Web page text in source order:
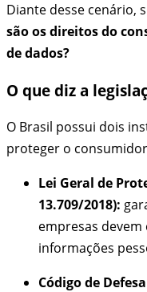
Diante desse cenário,
são os direitos do
de dados?
O que diz a
O Brasil possui dois
proteger o
Lei Geral de
13.709/2018):
empresas
informações
Código de